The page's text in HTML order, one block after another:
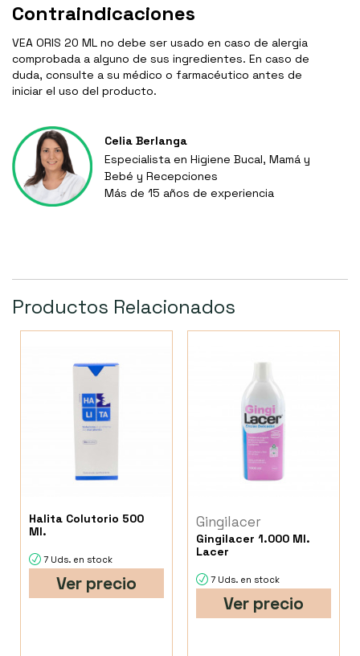
Contraindicaciones
VEA ORIS 20 ML no debe ser usado en caso de alergia
comprobada a alguno de sus ingredientes. En caso de
duda, consulte a su médico o farmacéutico antes de
iniciar el uso del producto.
Celia Berlanga
Especialista en Higiene Bucal, Mamá y
Bebé y Recepciones
Más de 15 años de experiencia
Productos Relacionados
Halita Colutorio 500
Ml.
7 Uds. en stock
Ver precio
Gingilacer
Gingilacer 1.000 Ml.
Lacer
7 Uds. en stock
Ver precio